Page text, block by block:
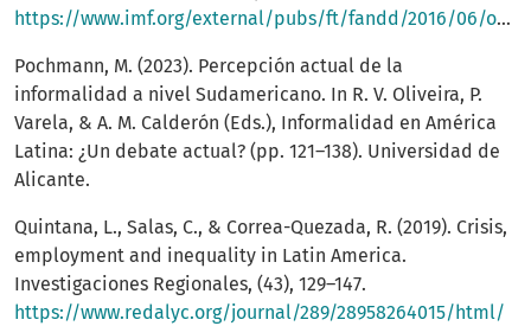
https://www.imf.org/external/pubs/ft/fandd/2016/06/ostry.htm
Pochmann, M. (2023). Percepción actual de la
informalidad a nivel Sudamericano. In R. V. Oliveira, P.
Varela, & A. M. Calderón (Eds.), Informalidad en América
Latina: ¿Un debate actual? (pp. 121–138). Universidad de
Alicante.
Quintana, L., Salas, C., & Correa-Quezada, R. (2019). Crisis,
employment and inequality in Latin America.
Investigaciones Regionales, (43), 129–147.
https://www.redalyc.org/journal/289/28958264015/html/